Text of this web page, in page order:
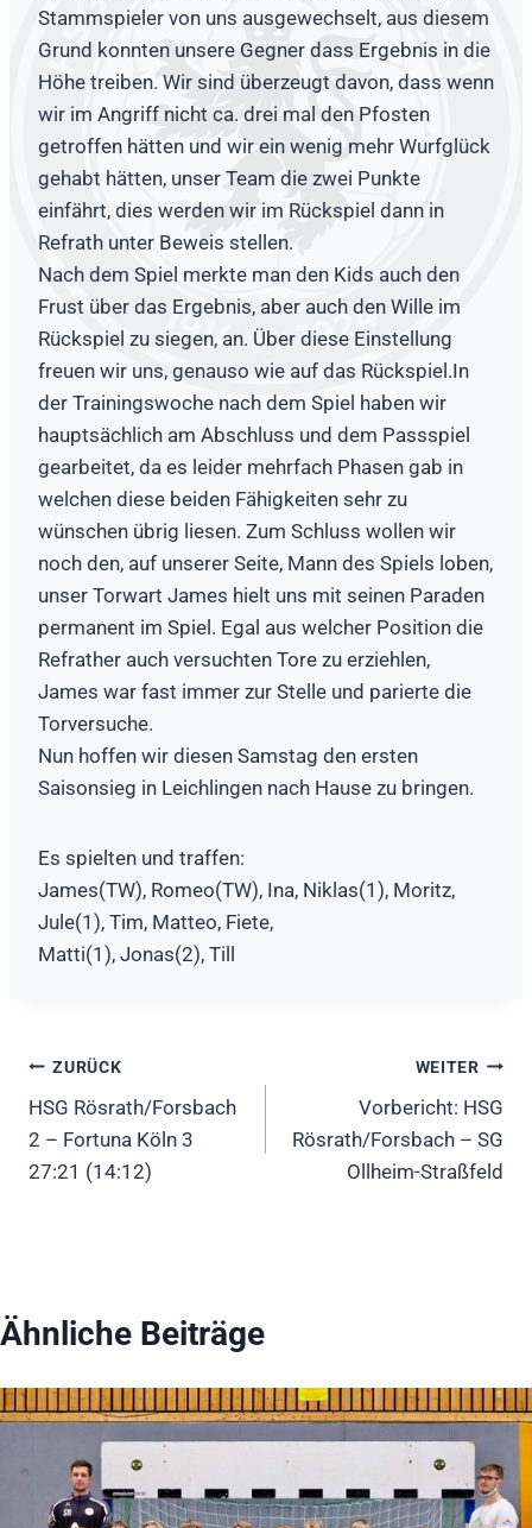
Stammspieler von uns ausgewechselt, aus diesem
Grund konnten unsere Gegner dass Ergebnis in die
Höhe treiben. Wir sind überzeugt davon, dass wenn
wir im Angriff nicht ca. drei mal den Pfosten
getroffen hätten und wir ein wenig mehr Wurfglück
gehabt hätten, unser Team die zwei Punkte
einfährt, dies werden wir im Rückspiel dann in
Refrath unter Beweis stellen.
Nach dem Spiel merkte man den Kids auch den
Frust über das Ergebnis, aber auch den Wille im
Rückspiel zu siegen, an. Über diese Einstellung
freuen wir uns, genauso wie auf das Rückspiel.In
der Trainingswoche nach dem Spiel haben wir
hauptsächlich am Abschluss und dem Passspiel
gearbeitet, da es leider mehrfach Phasen gab in
welchen diese beiden Fähigkeiten sehr zu
wünschen übrig liesen. Zum Schluss wollen wir
noch den, auf unserer Seite, Mann des Spiels loben,
unser Torwart James hielt uns mit seinen Paraden
permanent im Spiel. Egal aus welcher Position die
Refrather auch versuchten Tore zu erziehlen,
James war fast immer zur Stelle und parierte die
Torversuche.
Nun hoffen wir diesen Samstag den ersten
Saisonsieg in Leichlingen nach Hause zu bringen.
Es spielten und traffen:
James(TW), Romeo(TW), Ina, Niklas(1), Moritz,
Jule(1), Tim, Matteo, Fiete,
Matti(1), Jonas(2), Till
Beitragsnavigation
ZURÜCK
HSG Rösrath/Forsbach
2 – Fortuna Köln 3
27:21 (14:12)
WEITER
Vorbericht: HSG
Rösrath/Forsbach – SG
Ollheim-Straßfeld
Ähnliche Beiträge